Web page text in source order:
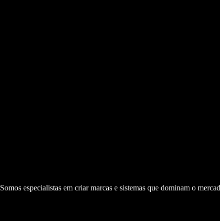
especialistas em criar marcas e sistemas que dominam o